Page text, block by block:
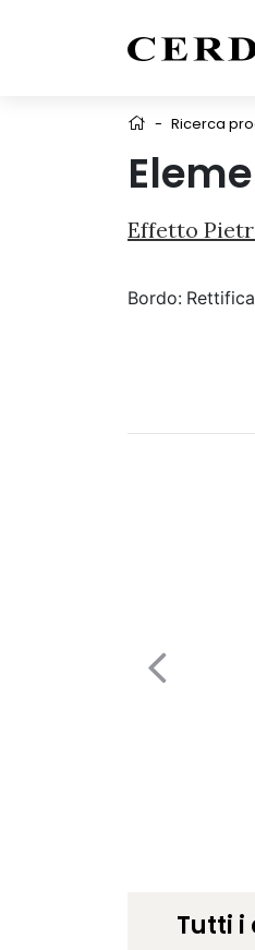
- Ricerca
Effetto
Bordo:
Tutti i